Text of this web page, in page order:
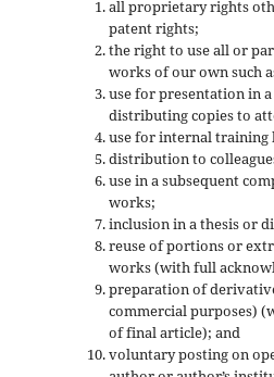
all proprietary rights
patent rights;
the right to use all or
works of our own such
use for presentation in
distributing copies to
use for internal training
distribution to
use in a subsequent
works;
inclusion in a thesis or
reuse of portions or
works (with full
preparation of
commercial purposes)
of final article); and
voluntary posting on